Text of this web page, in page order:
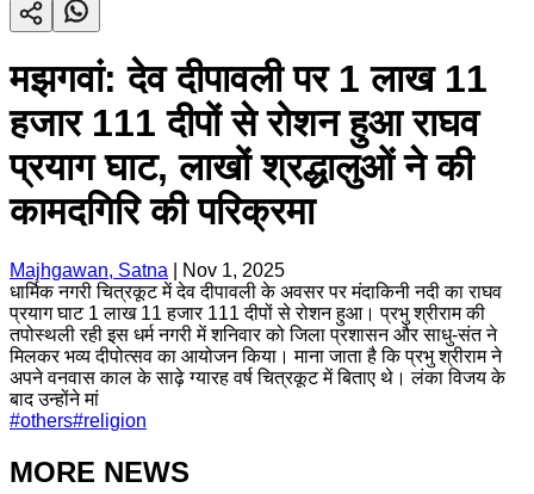
मझगवां: देव दीपावली पर 1 लाख 11
हजार 111 दीपों से रोशन हुआ राघव
प्रयाग घाट, लाखों श्रद्धालुओं ने की
कामदगिरि की परिक्रमा
Majhgawan, Satna
Nov 1, 2025
धार्मिक नगरी चित्रकूट में देव दीपावली के अवसर पर मंदाकिनी नदी का राघव
प्रयाग घाट 1 लाख 11 हजार 111 दीपों से रोशन हुआ। प्रभु श्रीराम की
तपोस्थली रही इस धर्म नगरी में शनिवार को जिला प्रशासन और साधु-संत ने
मिलकर भव्य दीपोत्सव का आयोजन किया। माना जाता है कि प्रभु श्रीराम ने
अपने वनवास काल के साढ़े ग्यारह वर्ष चित्रकूट में बिताए थे। लंका विजय के
बाद उन्होंने मां
#others#religion
MORE NEWS